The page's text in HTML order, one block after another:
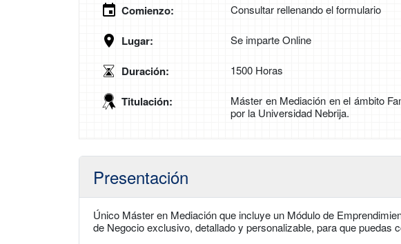
Comienzo: Consultar rellenando el formulario
Lugar: Se imparte Online
Duración: 1500 Horas
Titulación:
Máster en Mediación en el ámbito
por la Universidad Nebrija.
Presentación
Único Máster en Mediación que incluye un Módulo de
de Negocio exclusivo, detallado y personalizable, para que puedas